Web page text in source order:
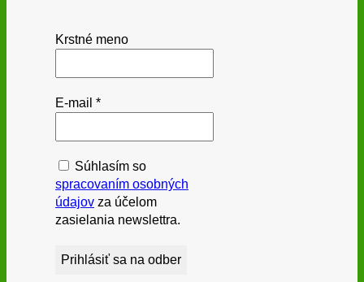
Krstné meno
E-mail *
Súhlasím so
spracovaním osobných
údajov za účelom
zasielania newslettra.